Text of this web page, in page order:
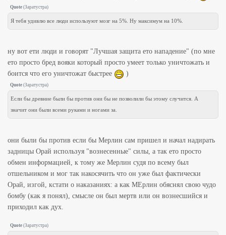
Quote (Заратустра)
Я тебя удивлю все люди используют мозг на 5%. Ну максимум на 10%.
ну вот ети люди и говорят "Лучшая защита ето нападение" (по мне
ето просто бред вояки который просто умеет только уничтожать и
боится что его уничтожат быстрее
)
Quote (Заратустра)
Если бы древние были бы против они бы не позволили бы этому случится. А
значит они были всеми руками и ногами за.
они были бы против если бы Мерлин сам пришел и начал надирать
задницы Орай используя "вознесенные" силы, а так ето просто
обмен информацией, к тому же Мерлин судя по всему был
отшельником и мог так накосячить что он уже был фактически
Орай, изгой, кстати о наказаниях: а как МЕрлин обяснял свою чудо
бомбу (как я понял), смысле он был мертв или он вознесшийся и
приходил как дух.
Quote (Заратустра)